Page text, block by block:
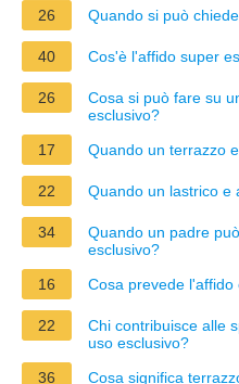
26 Quando si può
40 Cos'è l'affido super
26
Cosa si può fare su
esclusivo?
17
Quando un terrazzo
22 Quando un lastrico e
34
Quando un padre
esclusivo?
16
Cosa prevede l'affido
22
Chi contribuisce alle
uso esclusivo?
36
Cosa significa